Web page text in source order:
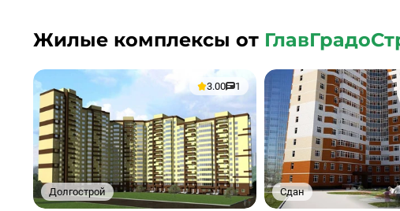
Жилые комплексы от
Долгострой
3.00 1
Сдан